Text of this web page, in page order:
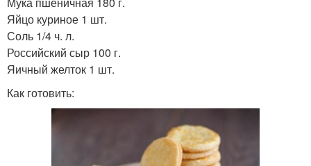
Яйцо куриное 1 шт.
Соль 1/4 ч. л.
Российский сыр 100 г.
Яичный желток 1 шт.
Как готовить: